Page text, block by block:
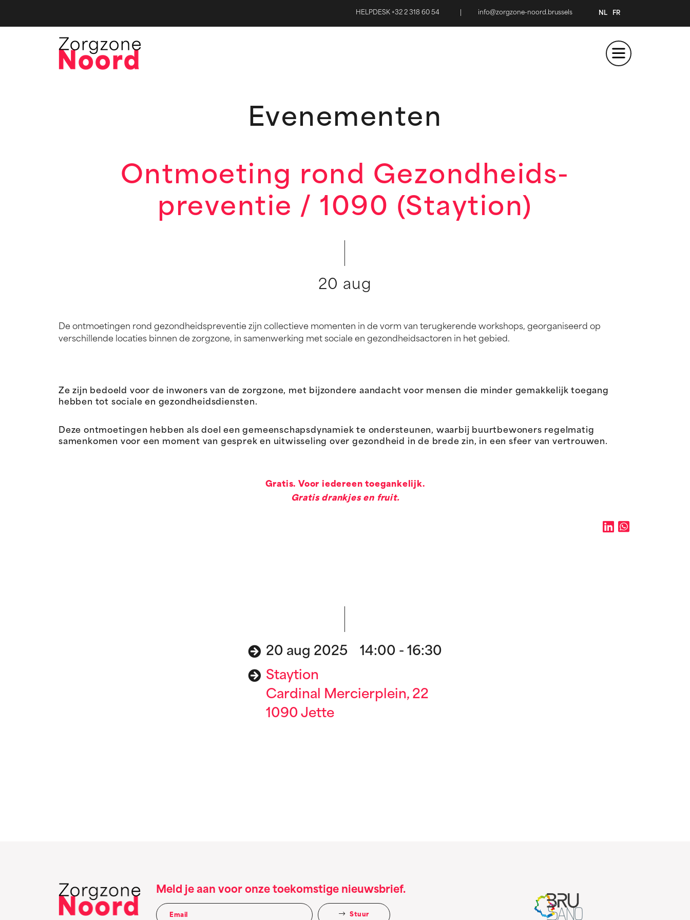
HELPDESK +32 2 318 60 54 info@zorgzone-noord.brussels NL FR
Evenementen
Ontmoeting rond Gezondheids-
preventie / 1090 (Staytion)
20 aug
De ontmoetingen rond gezondheidspreventie zijn collectieve momenten in de vorm van terugkerende workshops, georganiseerd op
verschillende locaties binnen de zorgzone, in samenwerking met sociale en gezondheidsactoren in het gebied.
Ze zijn bedoeld voor de inwoners van de zorgzone, met bijzondere aandacht voor mensen die minder gemakkelijk toegang
hebben tot sociale en gezondheidsdiensten.
Deze ontmoetingen hebben als doel een gemeenschapsdynamiek te ondersteunen, waarbij buurtbewoners regelmatig
samenkomen voor een moment van gesprek en uitwisseling over gezondheid in de brede zin, in een sfeer van vertrouwen.
Gratis. Voor iedereen toegankelijk.
Gratis drankjes en fruit.
20 aug 2025 14:00 - 16:30
Staytion
Cardinal Mercierplein, 22
1090 Jette
Meld je aan voor onze toekomstige nieuwsbrief.
Stuur